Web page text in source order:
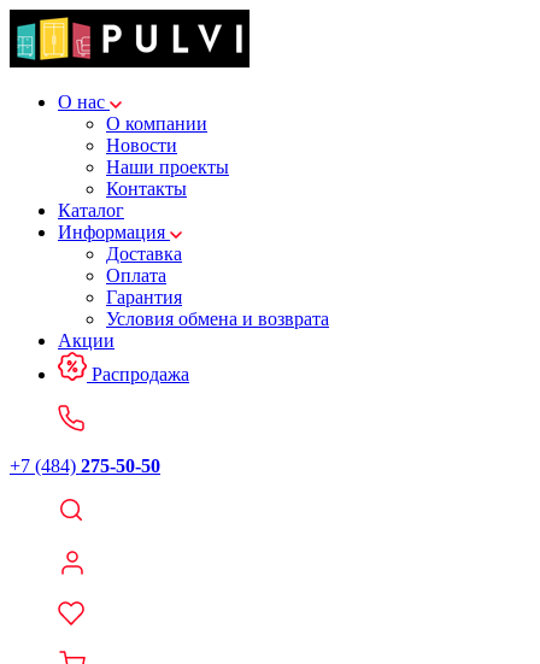
О нас
О компании
Новости
Наши проекты
Контакты
Каталог
Информация
Доставка
Оплата
Гарантия
Условия обмена и возврата
Акции
Распродажа
+7 (484) 275-50-50